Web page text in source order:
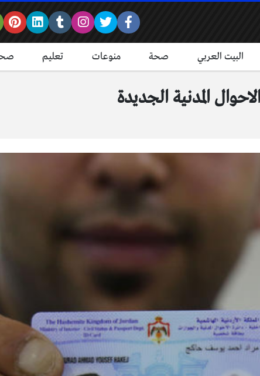
البيت العربي صحة منوعات تعليم
المدنية الجديدة